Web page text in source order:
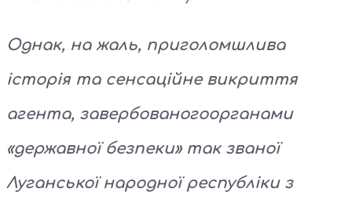
Однак, на жаль, приголомшлива
історія та сенсаційне викриття
агента, завербованогоорганами
«державної безпеки» так званої
Луганської народної республіки з